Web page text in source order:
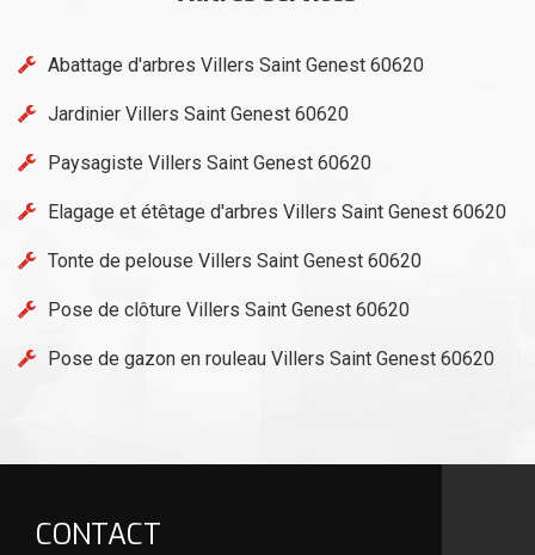
Abattage d'arbres Villers Saint Genest 60620
Jardinier Villers Saint Genest 60620
Paysagiste Villers Saint Genest 60620
Elagage et étêtage d'arbres Villers Saint Genest 60620
Tonte de pelouse Villers Saint Genest 60620
Pose de clôture Villers Saint Genest 60620
Pose de gazon en rouleau Villers Saint Genest 60620
CONTACT